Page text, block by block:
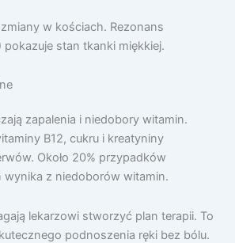
w kościach. Rezonans
stan tkanki miękkiej.
zapalenia i niedobory witamin.
B12, cukru i kreatyniny
Około 20% przypadków
wynika z niedoborów witamin.
lekarzowi stworzyć plan terapii. To
podnoszenia ręki bez bólu.